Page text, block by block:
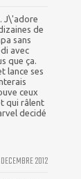
J\'adore
de
sans
avec
que ça.
lance ses
ceux
qui râlent
decidé
2012